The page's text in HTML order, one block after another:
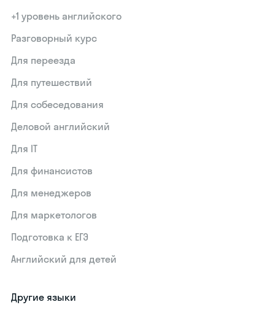
+1 уровень английского
Разговорный курс
Для переезда
Для путешествий
Для собеседования
Деловой английский
Для IT
Для финансистов
Для менеджеров
Для маркетологов
Подготовка к ЕГЭ
Английский для детей
Другие языки